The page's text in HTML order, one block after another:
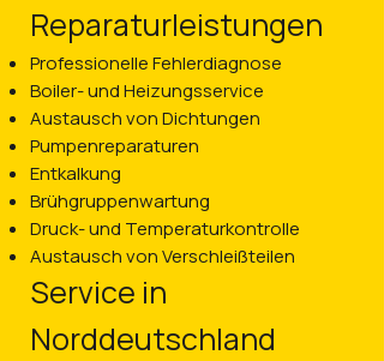
Reparaturleistungen
Professionelle Fehlerdiagnose
Boiler- und Heizungsservice
Austausch von Dichtungen
Pumpenreparaturen
Entkalkung
Brühgruppenwartung
Druck- und Temperaturkontrolle
Austausch von Verschleißteilen
Service in
Norddeutschland